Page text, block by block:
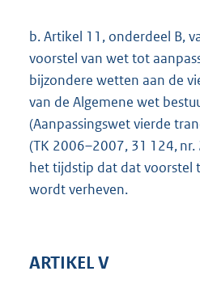
b.Artikel 11, onderdeel B,
voorstel van wet tot
bijzondere wetten aan de
van de Algemene wet
(Aanpassingswet vierde
(TK 2006–2007, 31 124, nr.
het tijdstip dat dat voorstel
wordt verheven.
ARTIKEL V